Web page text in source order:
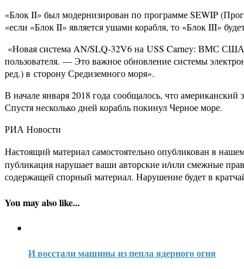
«Блок II» был модернизирован по программе SEWIP
«если «Блок II» является ушами корабля, то «Блок III»
«Новая система AN/SLQ-32V6 на USS Carney: ВМС США
пользователя. — Это важное обновление системы
ред.) в сторону Средиземного моря».
В начале января 2018 года сообщалось, что
Спустя несколько дней корабль покинул Черное море.
РИА Новости
Настоящий материал самостоятельно опубликован в
публикация нарушает ваши авторские и/или смежные
содержащей спорный материал. Нарушение будет в
You may also like...
И восстали машины из пепла ядерного огня